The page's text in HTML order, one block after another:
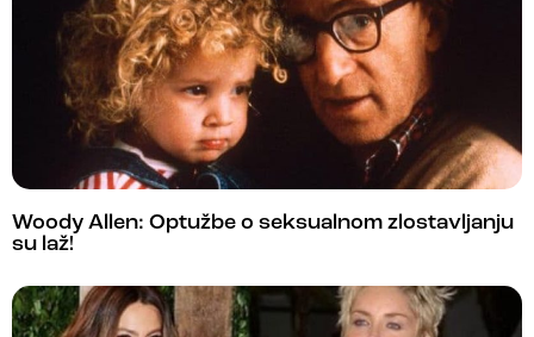
Woody Allen: Optužbe o seksualnom zlostavljanju
su laž!